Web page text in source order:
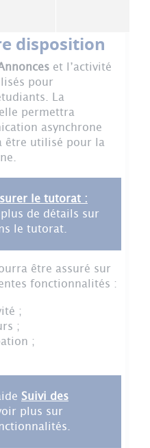
disposition
et l’activité
pour
La
permettra
asynchrone
être utilisé pour la
le tutorat :
de détails sur
le tutorat.
être assuré sur
fonctionnalités :
;
;
;
Suivi des
plus sur